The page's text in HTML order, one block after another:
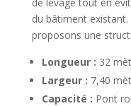
du bâtiment
proposons une
Longueur : 32
Largeur : 7,40
Capacité : Pont